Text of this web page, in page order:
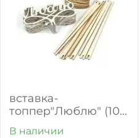
вставка-
топпер"Люблю" (10
шт)
В наличии